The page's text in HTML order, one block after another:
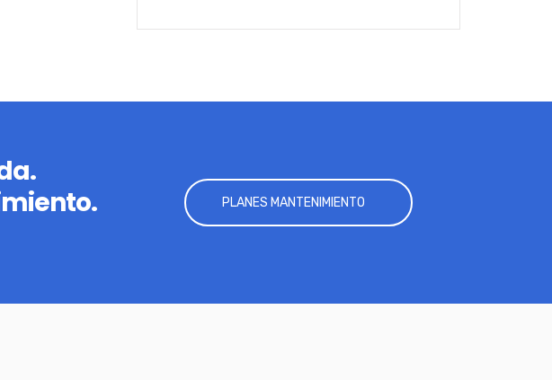
PLANES MANTENIMIENTO